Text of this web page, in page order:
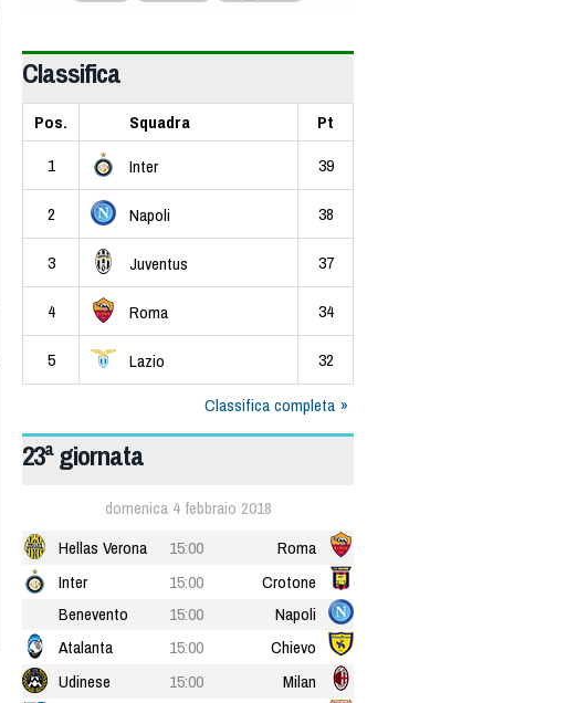
Classifica
Pos. Squadra
Pt
1
Inter 39
2 Napoli 38
3 Juventus 37
4 Roma 34
5 Lazio
32
Classifica completa
23ª giornata
domenica 4 febbraio 2018
Hellas Verona
15:00
Roma
Inter
15:00
Crotone
Benevento
15:00
Napoli
Atalanta
15:00
Chievo
Udinese
15:00
Milan